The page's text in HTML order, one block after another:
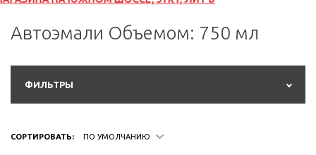
Автоэмали Объемом: 750 мл
ФИЛЬТРЫ
СОРТИРОВАТЬ: ПО УМОЛЧАНИЮ